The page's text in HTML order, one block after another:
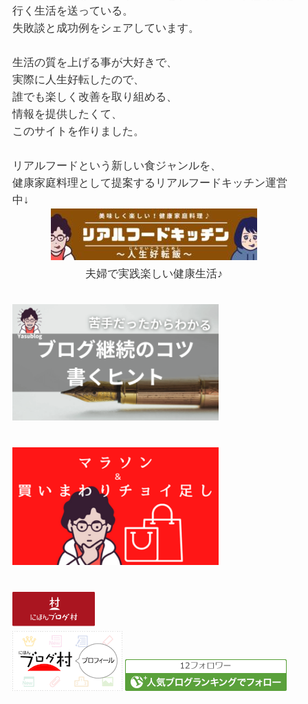
行く生活を送っている。
失敗談と成功例をシェアしています。
生活の質を上げる事が大好きで、
実際に人生好転したので、
誰でも楽しく改善を取り組める、
情報を提供したくて、
このサイトを作りました。
リアルフードという新しい食ジャンルを、
健康家庭料理として提案するリアルフードキッチン運営
中↓
夫婦で実践楽しい健康生活♪